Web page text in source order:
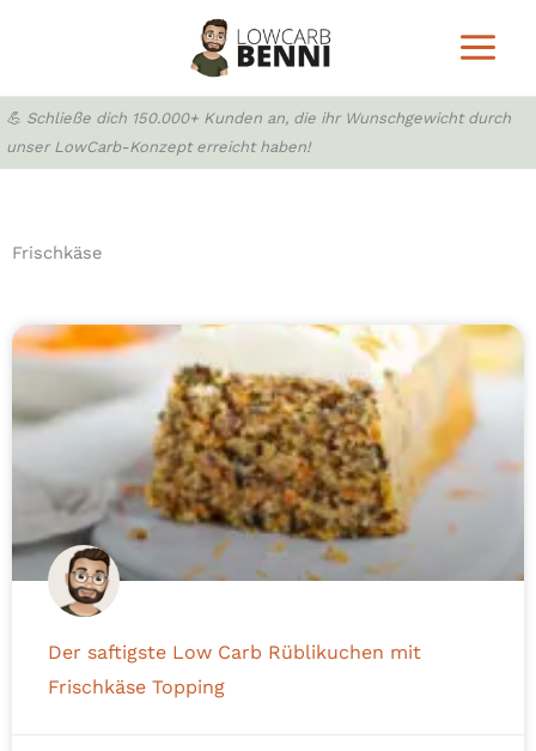
💪 Schließe dich 150.000+ Kunden an, die ihr Wunschgewicht durch
unser LowCarb-Konzept erreicht haben!
Frischkäse
Der saftigste Low Carb Rüblikuchen mit
Frischkäse Topping